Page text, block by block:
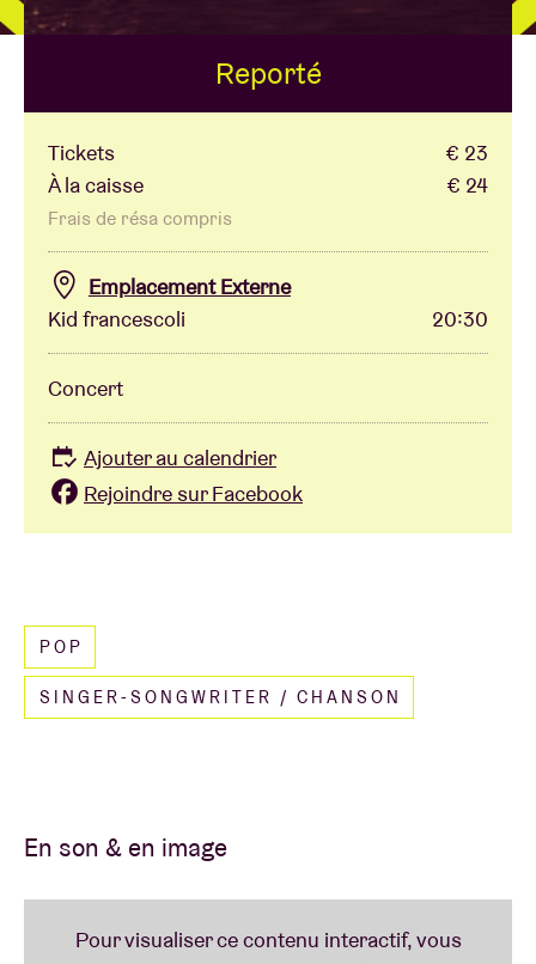
Location de salles
BRDCST
ABtv
Chèque-concert
À propos de l'AB
Contact
POP
SINGER-SONGWRITER / CHANSON
En son & en image
Reporté
Tickets
€ 23
À la caisse
€ 24
Frais de résa compris
Emplacement Externe
Kid francescoli
20:30
Concert
Ajouter au calendrier
Rejoindre sur Facebook